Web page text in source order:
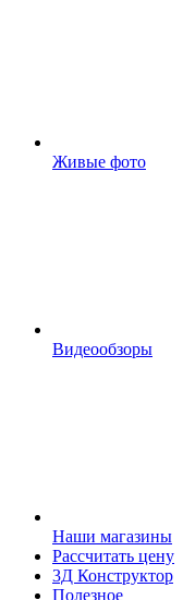
Живые фото
Видеообзоры
Наши магазины
Рассчитать цену
3Д Конструктор
Полезное